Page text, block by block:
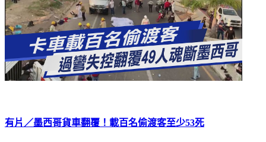
有片／墨西哥貨車翻覆！載百名偷渡客至少53死